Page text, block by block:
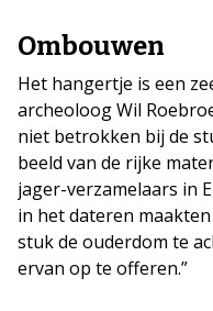
Ombouwen
Het hangertje is een
archeoloog Wil
niet betrokken bij de
beeld van de rijke
jager-verzamelaars in
in het dateren
stuk de ouderdom te
ervan op te offeren.”